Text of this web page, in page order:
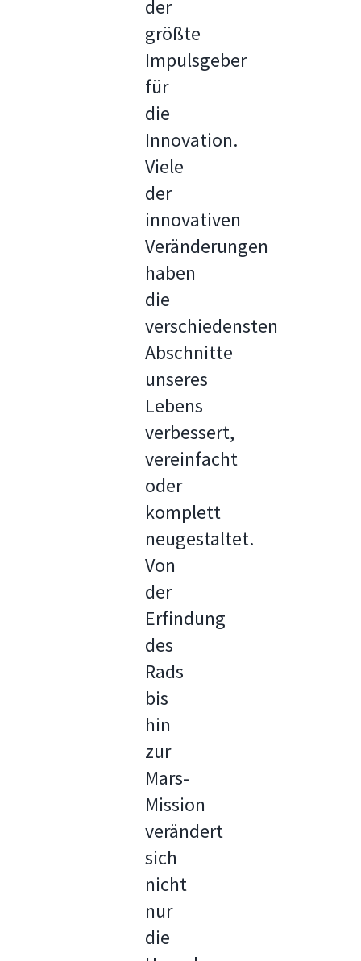
der
größte
Impulsgeber
für
die
Innovation.
Viele
der
innovativen
Veränderungen
haben
die
verschiedensten
Abschnitte
unseres
Lebens
verbessert,
vereinfacht
oder
komplett
neugestaltet.
Von
der
Erfindung
des
Rads
bis
hin
zur
Mars-
Mission
verändert
sich
nicht
nur
die